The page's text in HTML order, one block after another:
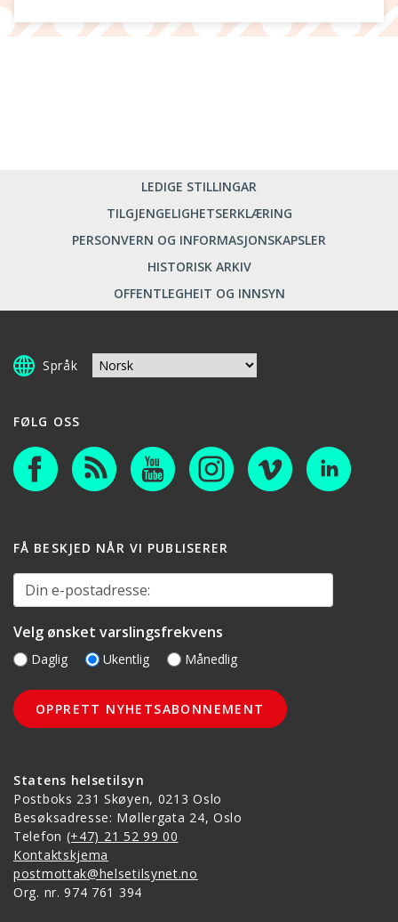
LEDIGE STILLINGAR
TILGJENGELIGHETSERKLÆRING
PERSONVERN OG INFORMASJONSKAPSLER
HISTORISK ARKIV
OFFENTLEGHEIT OG INNSYN
Språk
Statens helsetilsyn
Postboks 231 Skøyen, 0213 Oslo
Besøksadresse: Møllergata 24, Oslo
Telefon (+47) 21 52 99 00
Kontaktskjema
postmottak@helsetilsynet.no
Org. nr. 974 761 394
FØLG OSS
FÅ BESKJED NÅR VI PUBLISERER
Din e-postadresse:
Velg ønsket varslingsfrekvens
Daglig Ukentlig Månedlig